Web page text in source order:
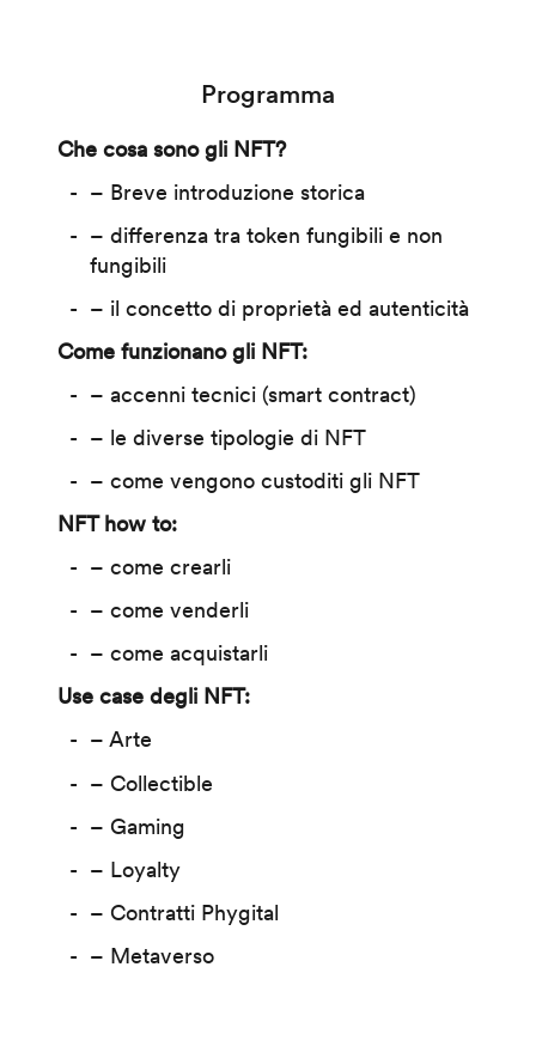
Programma
Che cosa sono gli NFT?
– Breve introduzione storica
– differenza tra token fungibili e non
fungibili
– il concetto di proprietà ed autenticità
Come funzionano gli NFT:
– accenni tecnici (smart contract)
– le diverse tipologie di NFT
– come vengono custoditi gli NFT
NFT how to:
– come crearli
– come venderli
– come acquistarli
Use case degli NFT:
– Arte
– Collectible
– Gaming
– Loyalty
– Contratti Phygital
– Metaverso